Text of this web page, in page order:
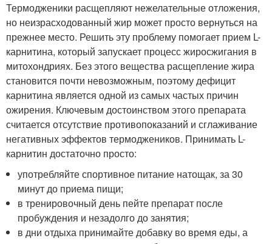
Термодженики расщепляют нежелательные отложения,
но неизрасходованный жир может просто вернуться на
прежнее место. Решить эту проблему помогает прием L-
карнитина, который запускает процесс жиросжигания в
митохондриях. Без этого вещества расщепление жира
становится почти невозможным, поэтому дефицит
карнитина является одной из самых частых причин
ожирения. Ключевым достоинством этого препарата
считается отсутствие противопоказаний и сглаживание
негативных эффектов термоджеников. Принимать L-
карнитин достаточно просто:
употребляйте спортивное питание натощак, за 30
минут до приема пищи;
в тренировочный день пейте препарат после
пробуждения и незадолго до занятия;
в дни отдыха принимайте добавку во время еды, а